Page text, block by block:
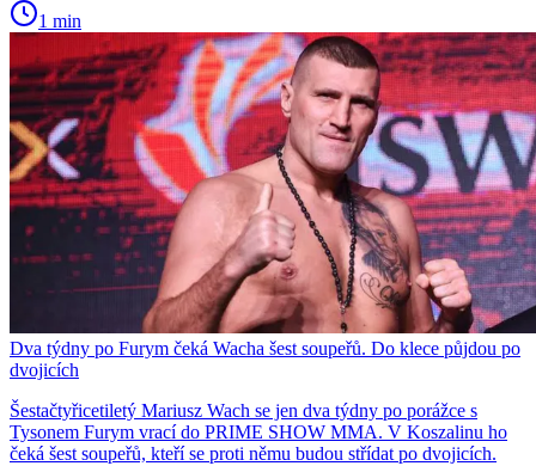
1 min
Dva týdny po Furym čeká Wacha šest soupeřů. Do klece půjdou po
dvojicích
Šestačtyřicetiletý Mariusz Wach se jen dva týdny po porážce s
Tysonem Furym vrací do PRIME SHOW MMA. V Koszalinu ho
čeká šest soupeřů, kteří se proti němu budou střídat po dvojicích.